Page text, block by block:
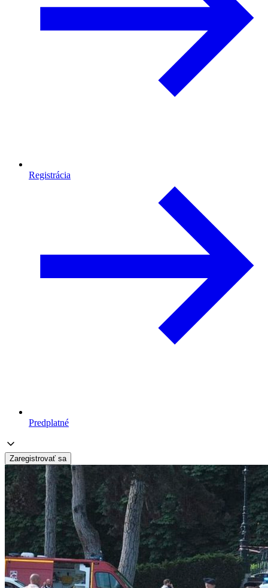
Registrácia
Predplatné
Zaregistrovať sa